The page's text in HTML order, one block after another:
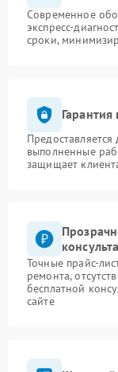
Современное
экспресс-
сроки,
выполненные
защищает
Точные прайс-
ремонта,
бесплатной
сайте